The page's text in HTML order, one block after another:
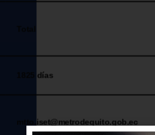
1825 días
mtto.iset@metrodequito.gob.ec